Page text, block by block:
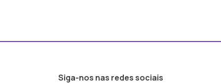
Siga-nos nas redes sociais